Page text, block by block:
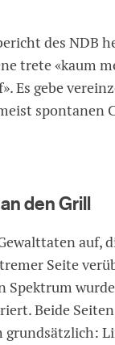
des NDB
trete «kaum
Es gebe
spontanen
den Grill
auf,
Seite
Spektrum
Beide Seiten
grundsätzlich: